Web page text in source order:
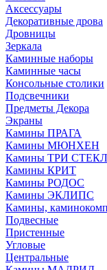
Аксессуары
Декоративные дрова
Дровницы
Зеркала
Каминные наборы
Каминные часы
Консольные столики
Подсвечники
Предметы Декора
Экраны
Камины ПРАГА
Камины МЮНХЕН
Камины ТРИ
Камины КРИТ
Камины РОДОС
Камины ЭКЛИПС
Камины,
Подвесные
Пристенные
Угловые
Центральные